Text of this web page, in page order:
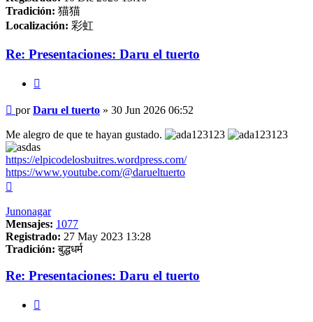
Tradición: 猫猫
Localización: 彩虹
Re: Presentaciones: Daru el tuerto
Mensaje
porDaru el tuerto » 30 Jun 2026 06:52
Me alegro de que te hayan gustado.
https://elpicodelosbuitres.wordpress.com/
https://www.youtube.com/@darueltuerto
Junonagar
Mensajes: 1077
Registrado: 27 May 2023 13:28
Tradición: बुद्धधर्म
Re: Presentaciones: Daru el tuerto